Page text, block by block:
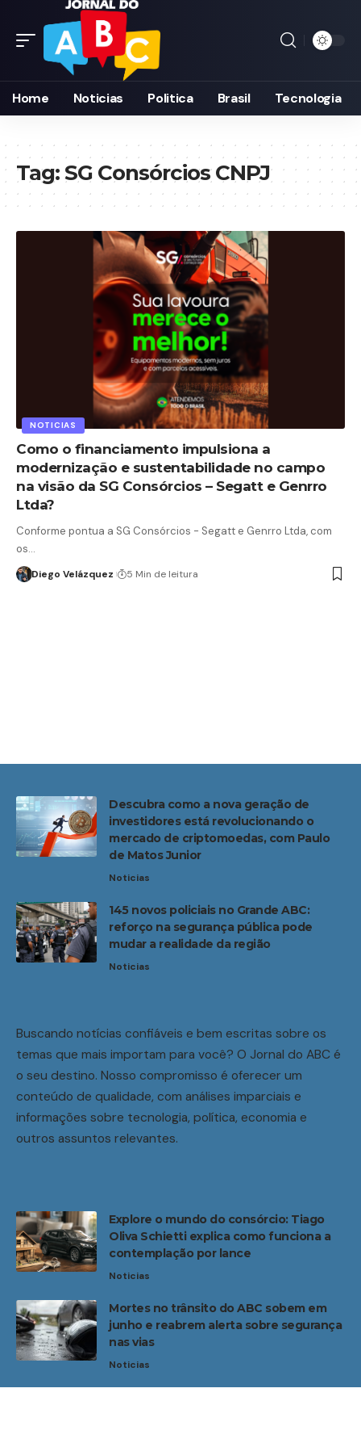
Home Noticias Politica Brasil Tecnologia
Tag:SG Consórcios CNPJ
NOTICIAS
Como o financiamento impulsiona a
modernização e sustentabilidade no campo
na visão da SG Consórcios – Segatt e Genrro
Ltda?
Conforme pontua a SG Consórcios - Segatt e Genrro Ltda, com
os…
Diego Velázquez 5 Min de leitura
Descubra como a nova geração de
investidores está revolucionando o
mercado de criptomoedas, com Paulo
de Matos Junior
Noticias
145 novos policiais no Grande ABC:
reforço na segurança pública pode
mudar a realidade da região
Noticias
Buscando notícias confiáveis e bem escritas sobre os
temas que mais importam para você? O Jornal do ABC é
o seu destino. Nosso compromisso é oferecer um
conteúdo de qualidade, com análises imparciais e
informações sobre tecnologia, política, economia e
outros assuntos relevantes.
Explore o mundo do consórcio: Tiago
Oliva Schietti explica como funciona a
contemplação por lance
Noticias
Mortes no trânsito do ABC sobem em
junho e reabrem alerta sobre segurança
nas vias
Noticias